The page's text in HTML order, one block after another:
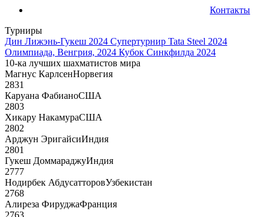
Контакты
Турниры
Дин Лижэнь-Гукеш 2024 Супертурнир Tata Steel 2024
Олимпиада, Венгрия, 2024 Кубок Синкфилда 2024
10-ка лучших шахматистов мира
Магнус КарлсенНорвегия
2831
Каруана ФабианоСША
2803
Хикару НакамураСША
2802
Арджун ЭригайсиИндия
2801
Гукеш ДоммараджуИндия
2777
Нодирбек АбдусатторовУзбекистан
2768
Алиреза ФируджаФранция
2763